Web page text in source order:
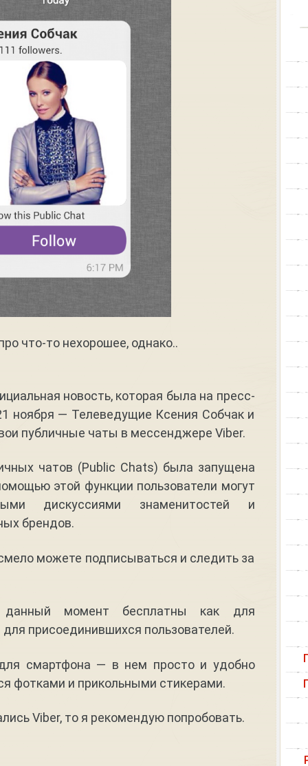
что-то нехорошее, однако..
новость, которая была на пресс-
ноября — Телеведущие Ксения Собчак и
публичные чаты в мессенджере Viber.
чатов (Public Chats) была запущена
этой функции пользователи могут
дискуссиями знаменитостей и
брендов.
можете подписываться и следить за
момент бесплатны как для
для присоединившихся пользователей.
смартфона — в нем просто и удобно
фотками и прикольными стикерами.
Viber, то я рекомендую попробовать.